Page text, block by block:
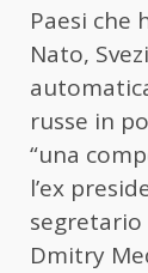
Paesi che
Nato,
russe in
“una
l’ex
segretario
Dmitry